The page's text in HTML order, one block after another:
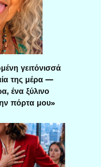
γειτόνισσά
της μέρα —
ένα ξύλινο
πόρτα μου»